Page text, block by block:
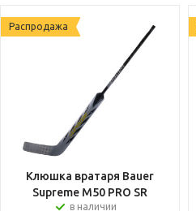
Распродажа
Клюшка вратаря Bauer
Supreme M50 PRO SR
в наличии